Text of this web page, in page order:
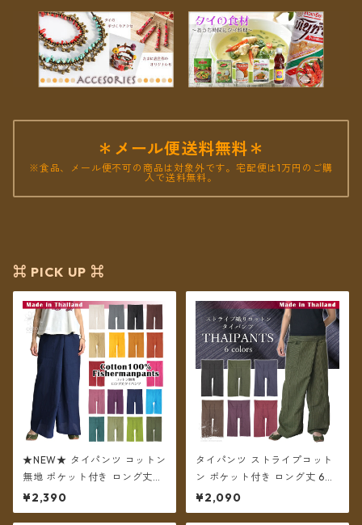
＊メール便送料無料＊
※食品、メール便不可の商品は対象外です。宅配便は1万円のご購
入で送料無料。
⌘ PICK UP ⌘
★NEW★ タイパンツ コットン
無地 ポケット付き ロング丈
【メール便送料無料】
¥2,390
タイパンツ ストライプコット
ン ポケット付き ロング丈 6カ
ラー【メール便送料無料】
¥2,090